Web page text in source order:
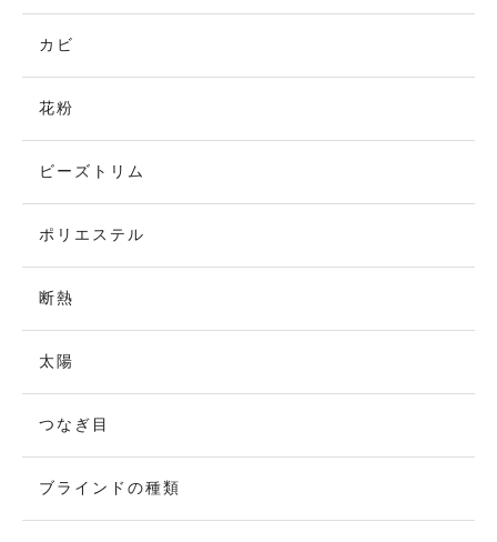
カビ
花粉
ビーズトリム
ポリエステル
断熱
太陽
つなぎ目
ブラインドの種類